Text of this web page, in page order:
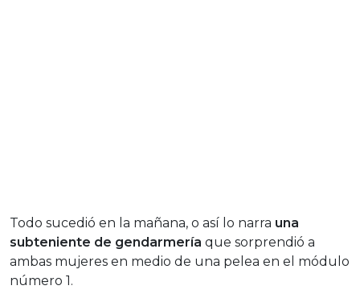
Todo sucedió en la mañana, o así lo narra una
subteniente de gendarmería que sorprendió a
ambas mujeres en medio de una pelea en el módulo
número 1.